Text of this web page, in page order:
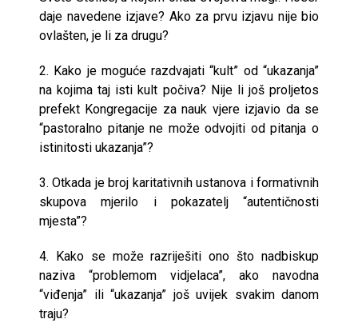
daje navedene izjave? Ako za prvu izjavu nije bio
ovlašten, je li za drugu?
2. Kako je moguće razdvajati “kult” od “ukazanja”
na kojima taj isti kult počiva? Nije li još proljetos
prefekt Kongregacije za nauk vjere izjavio da se
“pastoralno pitanje ne može odvojiti od pitanja o
istinitosti ukazanja”?
3. Otkada je broj karitativnih ustanova i formativnih
skupova mjerilo i pokazatelj “autentičnosti
mjesta”?
4. Kako se može razriješiti ono što nadbiskup
naziva “problemom vidjelaca”, ako navodna
“viđenja” ili “ukazanja” još uvijek svakim danom
traju?